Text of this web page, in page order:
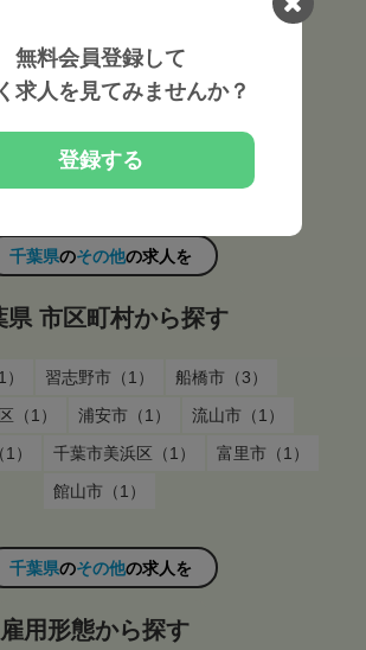
近隣都道府県から探す
）
千葉県（12）
千葉県のその他の求人を
県 市区町村から探す
習志野市（1）
船橋市（3）
（1）
浦安市（1）
流山市（1）
）
千葉市美浜区（1）
富里市（1）
館山市（1）
千葉県のその他の求人を
雇用形態から探す
無料会員登録して
求人を見てみませんか？
登録する